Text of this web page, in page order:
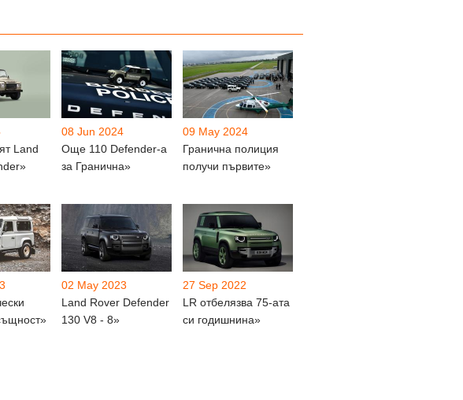
Land
08 Jun 2024
Още 110 Defender-а
за Гранична»
09 May 2024
Гранична полиция
получи първите»
02 May 2023
Land Rover Defender
130 V8 - 8»
27 Sep 2022
LR отбелязва 75-ата
си годишнина»